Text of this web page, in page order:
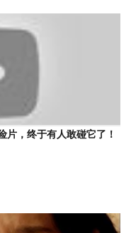
片，终于有人敢碰它了！